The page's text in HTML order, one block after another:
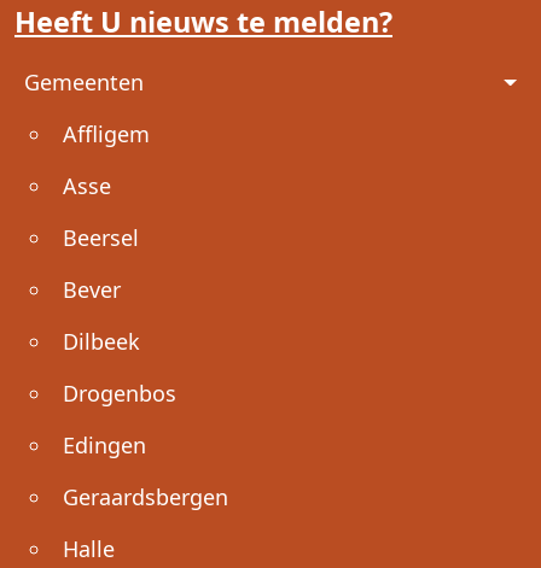
Heeft U nieuws te melden?
Voet
Gemeenten
Affligem
Asse
Beersel
Bever
Dilbeek
Drogenbos
Edingen
Geraardsbergen
Halle